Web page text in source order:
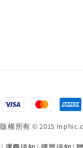
版權所有 © 2015